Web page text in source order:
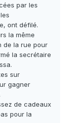
par les
ont défilé.
la même
de la rue pour
la secrétaire
sur
gagner
de cadeaux
pour la